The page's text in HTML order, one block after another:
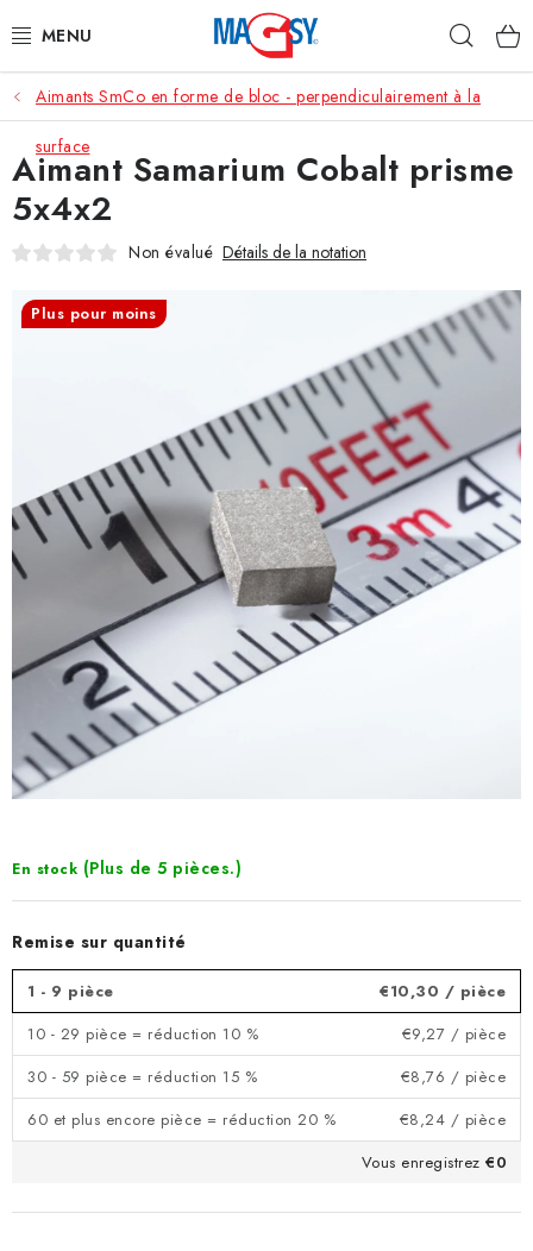
au
CATÉGORIE PRINCIPALE
ACCESSOIRES MAGNÉTIQUES
AIMANTS INDUSTRIELS
Conditions de vente
Protection des données (RGPD)
Contacte
Rétractation du contrat
Aimants SmCo en forme de bloc - perpendiculairement à la
surface
En stock (Plus de 5 pièces.)
Remise sur quantité
1 - 9 pièce €10,30 / pièce
10 - 29 pièce = réduction 10 %
€9,27 / pièce
30 - 59 pièce = réduction 15 %
€8,76 / pièce
60 et plus encore pièce = réduction 20 %
€8,24 / pièce
Vous enregistrez €0
Aimant Samarium Cobalt prisme
5x4x2
Non évalué Détails de la notation
Plus pour moins